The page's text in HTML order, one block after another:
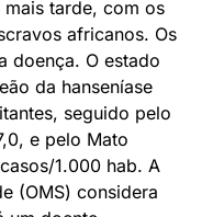
tarde, com os
africanos. Os
doença. O estado
da hanseníase
seguido pelo
e pelo Mato
1.000 hab. A
(OMS) considera